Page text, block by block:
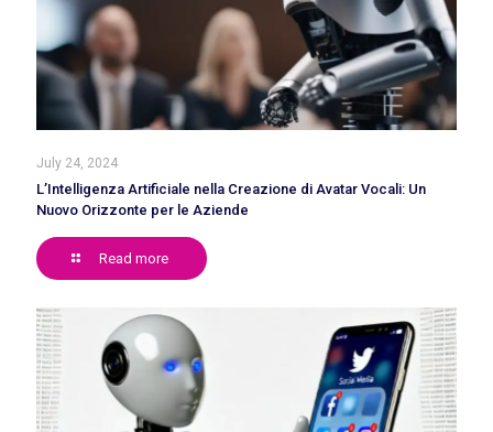
July 24, 2024
L’Intelligenza Artificiale nella Creazione di Avatar Vocali: Un
Nuovo Orizzonte per le Aziende
Read more